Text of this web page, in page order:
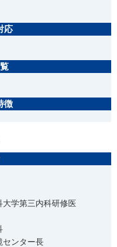
応
徴
学第三内科研修医
センター長